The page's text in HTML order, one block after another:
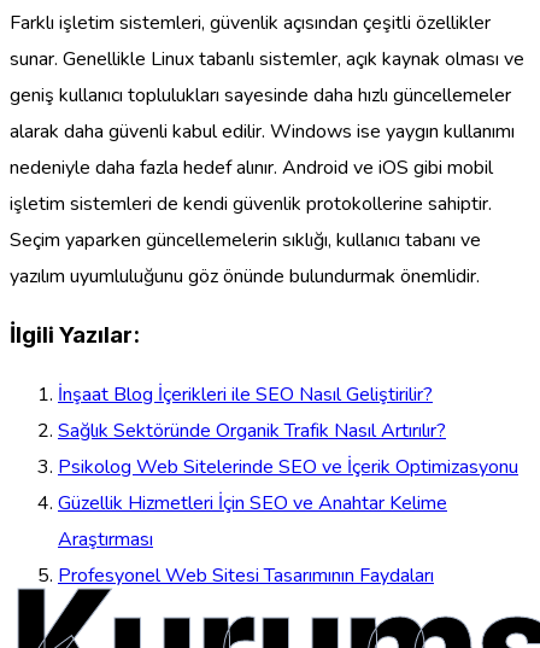
Farklı işletim sistemleri, güvenlik açısından çeşitli özellikler
sunar. Genellikle Linux tabanlı sistemler, açık kaynak olması ve
geniş kullanıcı toplulukları sayesinde daha hızlı güncellemeler
alarak daha güvenli kabul edilir. Windows ise yaygın kullanımı
nedeniyle daha fazla hedef alınır. Android ve iOS gibi mobil
işletim sistemleri de kendi güvenlik protokollerine sahiptir.
Seçim yaparken güncellemelerin sıklığı, kullanıcı tabanı ve
yazılım uyumluluğunu göz önünde bulundurmak önemlidir.
İlgili Yazılar:
İnşaat Blog İçerikleri ile SEO Nasıl Geliştirilir?
Sağlık Sektöründe Organik Trafik Nasıl Artırılır?
Psikolog Web Sitelerinde SEO ve İçerik Optimizasyonu
Güzellik Hizmetleri İçin SEO ve Anahtar Kelime
Araştırması
Profesyonel Web Sitesi Tasarımının Faydaları